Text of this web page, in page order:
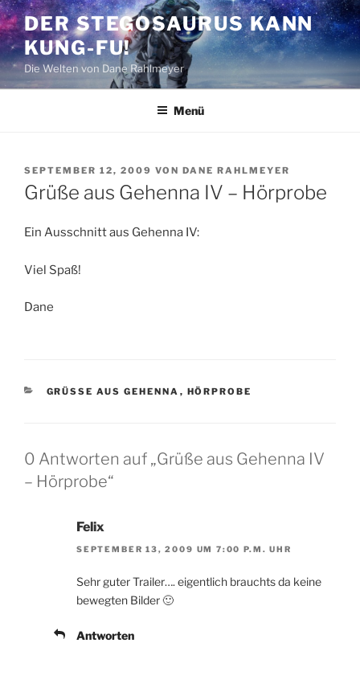
Zum
Inhalt
springen
DER STEGOSAURUS KANN
KUNG-FU!
Die Welten von Dane Rahlmeyer
Menü
VERÖFFENTLICHT
AM
SEPTEMBER 12, 2009 VON DANE RAHLMEYER
Grüße aus Gehenna IV – Hörprobe
Ein Ausschnitt aus Gehenna IV:
Viel Spaß!
Dane
KATEGORIEN
GRÜSSE AUS GEHENNA , HÖRPROBE
0 Antworten auf „Grüße aus Gehenna IV
– Hörprobe“
Felix
SEPTEMBER 13, 2009 UM 7:00 P.M. UHR
Sehr guter Trailer…. eigentlich brauchts da keine
bewegten Bilder 🙂
Antworten